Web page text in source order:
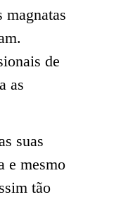
magnatas
de
as
suas
e mesmo
tão